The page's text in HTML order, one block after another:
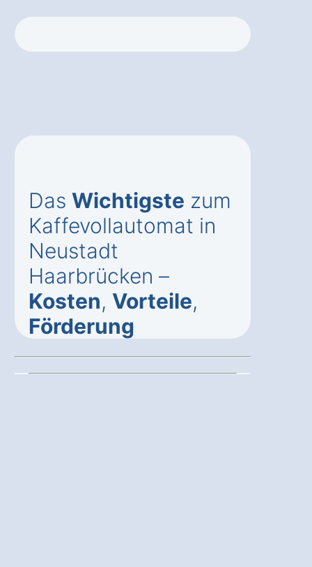
Das Wichtigste zum
Kaffevollautomat in
Neustadt
Haarbrücken –
Kosten, Vorteile,
Förderung